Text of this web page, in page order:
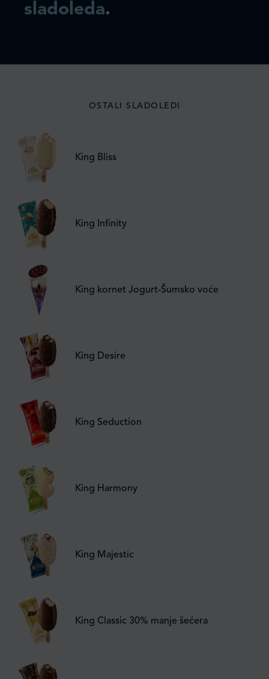
sladoleda.
OSTALI SLADOLEDI
King Bliss
King Infinity
King kornet Jogurt-Šumsko voće
King Desire
King Seduction
King Harmony
King Majestic
King Classic 30% manje šećera